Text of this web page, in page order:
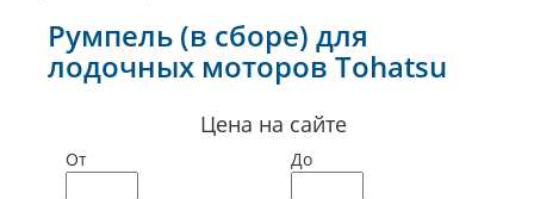
Румпель (в сборе) для
лодочных моторов Tohatsu
Цена на сайте
От До